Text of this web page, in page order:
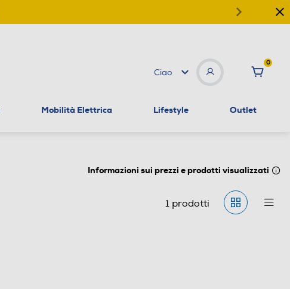
Ciao
0
Mobilità Elettrica Lifestyle Outlet
Informazioni sui prezzi e prodotti visualizzati
1prodotti